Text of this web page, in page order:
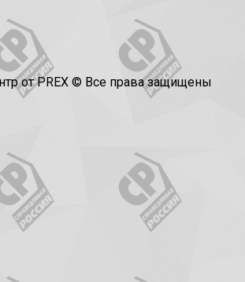
от PREX © Все права защищены